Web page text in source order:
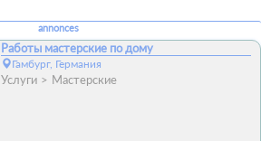
annonces
Работы мастерские по дому
Гамбург, Германия
Услуги Мастерские